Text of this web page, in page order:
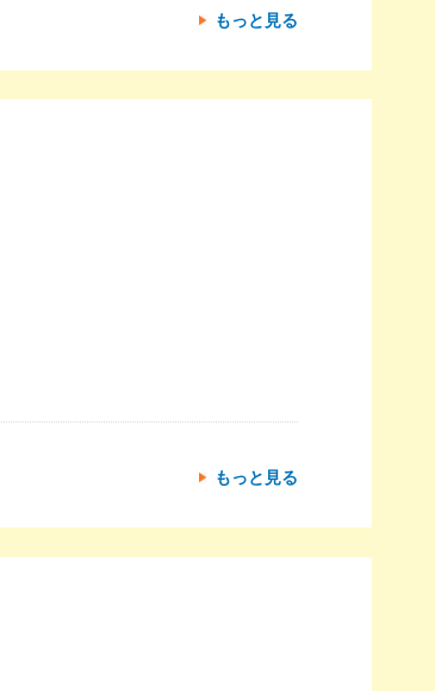
もっと見る
もっと見る